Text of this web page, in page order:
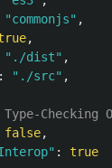
"commonjs" ,
,
" ./dist" ,
: " ./src" ,
Checking
false,
" : true